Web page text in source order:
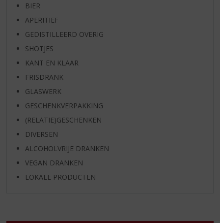
BIER
APERITIEF
GEDISTILLEERD OVERIG
SHOTJES
KANT EN KLAAR
FRISDRANK
GLASWERK
GESCHENKVERPAKKING
(RELATIE)GESCHENKEN
DIVERSEN
ALCOHOLVRIJE DRANKEN
VEGAN DRANKEN
LOKALE PRODUCTEN